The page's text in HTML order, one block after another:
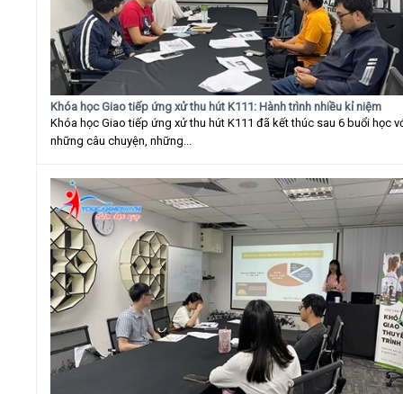
Khóa học Giao tiếp ứng xử thu hút K111: Hành trình nhiều kỉ niệm
Khóa học Giao tiếp ứng xử thu hút K111 đã kết thúc sau 6 buổi học
những câu chuyện, những...